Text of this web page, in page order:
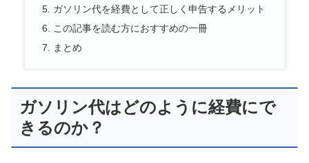
ガソリン代を経費として正しく申告するメリット
この記事を読む方におすすめの一冊
まとめ
ガソリン代はどのように経費にで
きるのか？